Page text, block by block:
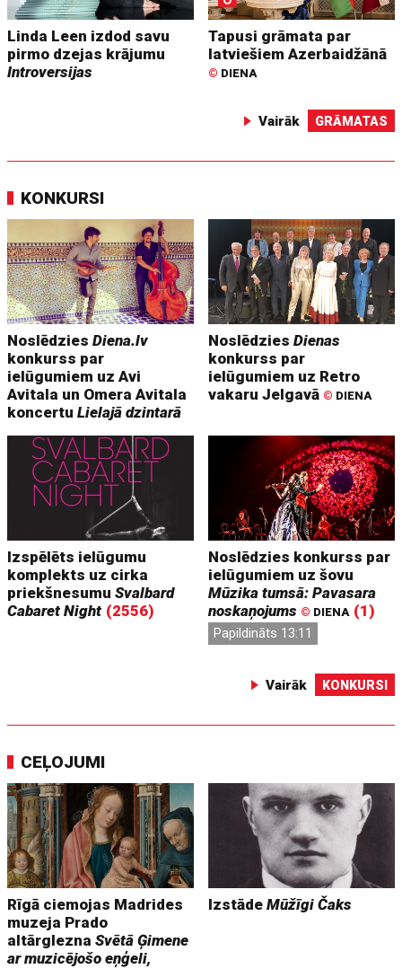
Linda Leen izdod savu
pirmo dzejas krājumu
Introversijas
Tapusi grāmata par
latviešiem Azerbaidžānā
© DIENA
Vairāk GRĀMATAS
KONKURSI
NoslēdziesDiena.lv
konkurss par
ielūgumiem uz Avi
Avitala un Omera Avitala
koncertuLielajā dzintarā
NoslēdziesDienas
konkurss par
ielūgumiem uz Retro
vakaru Jelgavā © DIENA
Izspēlēts ielūgumu
komplekts uz cirka
priekšnesumuSvalbard
Cabaret Night (2556)
Noslēdzies konkurss par
ielūgumiem uz šovu
Mūzika tumsā: Pavasara
noskaņojums © DIENA (1)
Papildināts 13:11
Vairāk KONKURSI
CEĻOJUMI
Rīgā ciemojas Madrides
muzeja Prado
altārgleznaSvētā Ģimene
ar muzicējošo eņģeli,
IzstādeMūžīgi Čaks